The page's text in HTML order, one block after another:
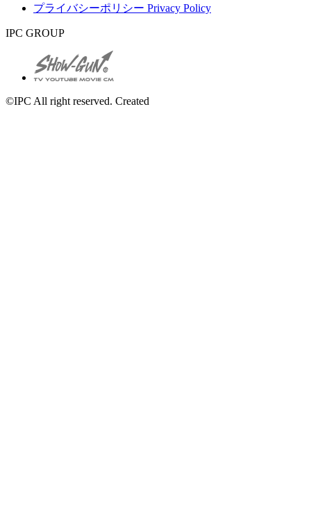
プライバシーポリシー Privacy Policy
IPC GROUP
©IPC All right reserved. Created